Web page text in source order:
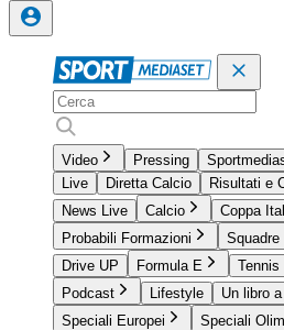
Video Pressing
Live
Diretta Calcio
Risultati e
News Live
Calcio Coppa
Probabili Formazioni
Squadre
Drive UP
Formula E Tennis
Podcast
Lifestyle
Un libro
Speciali Europei
Speciali